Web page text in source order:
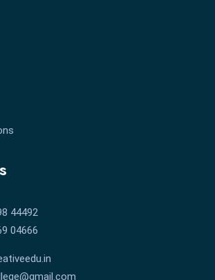
44492
04666